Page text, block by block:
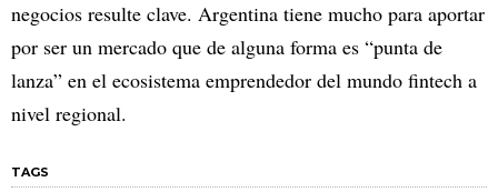
negocios resulte clave. Argentina tiene mucho para aportar
por ser un mercado que de alguna forma es “punta de
lanza” en el ecosistema emprendedor del mundo fintech a
nivel regional.
TAGS